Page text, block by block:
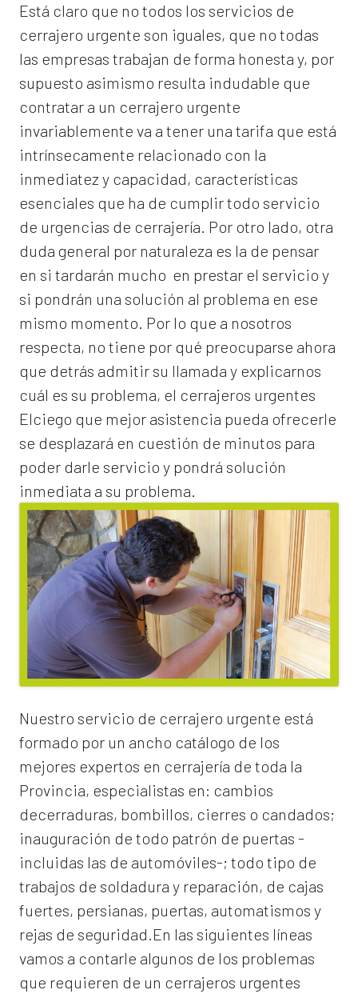
Está claro que no todos los servicios de
cerrajero urgente son iguales, que no todas
las empresas trabajan de forma honesta y, por
supuesto asimismo resulta indudable que
contratar a un cerrajero urgente
invariablemente va a tener una tarifa que está
intrínsecamente relacionado con la
inmediatez y capacidad, características
esenciales que ha de cumplir todo servicio
de urgencias de cerrajería. Por otro lado, otra
duda general por naturaleza es la de pensar
en si tardarán mucho en prestar el servicio y
si pondrán una solución al problema en ese
mismo momento. Por lo que a nosotros
respecta, no tiene por qué preocuparse ahora
que detrás admitir su llamada y explicarnos
cuál es su problema, el cerrajeros urgentes
Elciego que mejor asistencia pueda ofrecerle
se desplazará en cuestión de minutos para
poder darle servicio y pondrá solución
inmediata a su problema.
Nuestro servicio de cerrajero urgente está
formado por un ancho catálogo de los
mejores expertos en cerrajería de toda la
Provincia, especialistas en: cambios
decerraduras, bombillos, cierres o candados;
inauguración de todo patrón de puertas -
incluidas las de automóviles-; todo tipo de
trabajos de soldadura y reparación, de cajas
fuertes, persianas, puertas, automatismos y
rejas de seguridad.En las siguientes líneas
vamos a contarle algunos de los problemas
que requieren de un cerrajeros urgentes